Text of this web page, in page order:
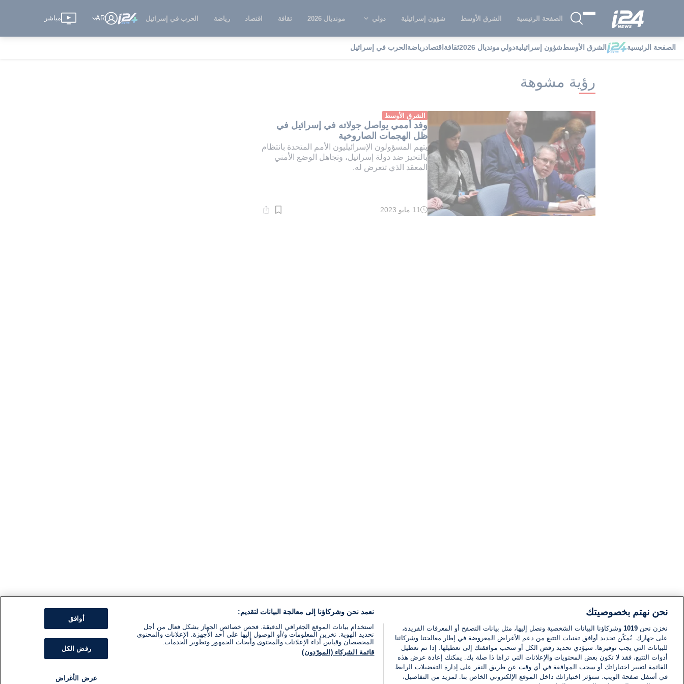
الصفحة الرئيسية الشرق الأوسط شؤون إسرائيلية دولي مونديال 2026 ثقافة اقتصاد رياضة الحرب في إسرائيل AR مباشر
الصفحة الرئيسية الشرق الأوسطشؤون إسرائيليةدوليمونديال 2026 ثقافة اقتصادرياضة الحرب في إسرائيل i24NEWS i24NEWS فهرس علامات رؤية مشوهة
رؤية مشوهة
الشرق الأوسط
وفد أممي يواصل جولاته في إسرائيل في
ظل الهجمات الصاروخية
يتهم المسؤولون الإسرائيليون الأمم المتحدة بانتظام
بالتحيز ضد دولة إسرائيل، وتجاهل الوضع الأمني
المعقد الذي تتعرض له.
وقت
11 مايو 2023
نحن نهتم بخصوصيتك
نخزن نحن 1019 وشركاؤنا البيانات الشخصية ونصل إليها، مثل بيانات التصفح أو المعرفات الفريدة،
على جهازك. يُمكّن تحديد أوافق تقنيات التتبع من دعم الأغراض المعروضة في إطار معالجتنا وشركائنا
للبيانات التي يجب توفيرها. سيؤدي تحديد رفض الكل أو سحب موافقتك إلى تعطيلها. إذا تم تعطيل
أدوات التتبع، فقد لا تكون بعض المحتويات والإعلانات التي تراها ذا صلة بك. يمكنك إعادة عرض هذه
القائمة لتغيير اختياراتك أو سحب الموافقة في أي وقت عن طريق النقر على إدارة التفضيلات الرابط
في أسفل صفحة الويب. ستؤثر اختياراتك داخل الموقع الإلكتروني الخاص بنا. لمزيد من التفاصيل،
نعمد نحن وشركاؤنا إلى معالجة البيانات لتقديم:
استخدام بيانات الموقع الجغرافي الدقيقة. فحص خصائص الجهاز بشكل فعال من أجل
تحديد الهوية. تخزين المعلومات و/أو الوصول إليها على أحد الأجهزة. الإعلانات والمحتوى
المخصصان وقياس أداء الإعلانات والمحتوى وأبحاث الجمهور وتطوير الخدمات.
قائمة الشركاء (المورّدون)
أوافق
رفض الكل
عرض الأغراض